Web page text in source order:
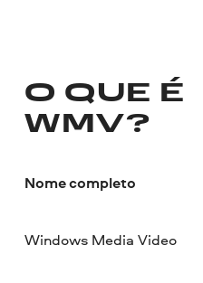
O QUE É
WMV?
Nome completo
Windows Media Video